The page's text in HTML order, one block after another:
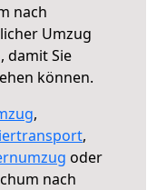
nach
Umzug
, damit Sie
können.
,
,
oder
nach